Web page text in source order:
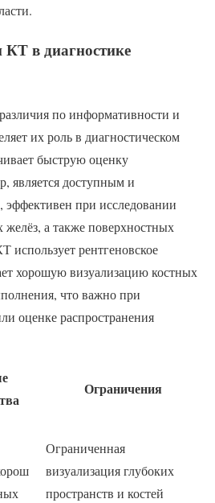
в диагностике
по информативности и
их роль в диагностическом
быструю оценку
является доступным и
при исследовании
а также поверхностных
использует рентгеновское
хорошую визуализацию костных
что важно при
оценке распространения
Ограничения
Ограниченная
визуализация глубоких
пространств и костей